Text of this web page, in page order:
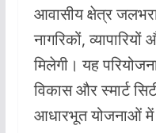
आवासीय क्षेत्र
नागरिकों,
मिलेगी। यह
विकास और स्मार्ट
आधारभूत योजनाओं में